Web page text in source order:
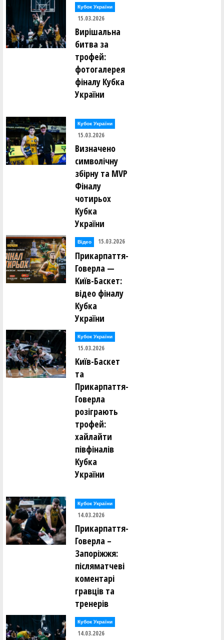
Кубок України
15.03.2026
Вирішальна
битва за
трофей:
фотогалерея
фіналу Кубка
України
Кубок України
15.03.2026
Визначено
символічну
збірну та MVP
Фіналу
чотирьох
Кубка
України
Відео 15.03.2026
Прикарпаття-
Говерла —
Київ-Баскет:
відео фіналу
Кубка
України
Кубок України
15.03.2026
Київ-Баскет
та
Прикарпаття-
Говерла
розіграють
трофей:
хайлайти
півфіналів
Кубка
України
Кубок України
14.03.2026
Прикарпаття-
Говерла –
Запоріжжя:
післяматчеві
коментарі
гравців та
тренерів
Кубок України
14.03.2026